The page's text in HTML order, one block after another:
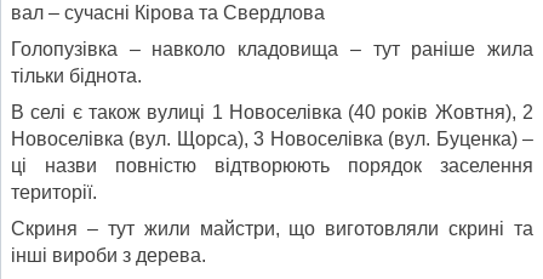
вал – сучасні Кірова та Свердлова
Голопузівка – навколо кладовища – тут раніше жила
тільки біднота.
В селі є також вулиці 1 Новоселівка (40 років Жовтня), 2
Новоселівка (вул. Щорса), 3 Новоселівка (вул. Буценка) –
ці назви повністю відтворюють порядок заселення
території.
Скриня – тут жили майстри, що виготовляли скрині та
інші вироби з дерева.